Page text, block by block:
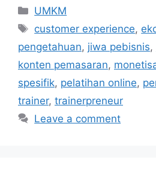
UMKM
customer experience,
pengetahuan, jiwa pebisnis,
konten pemasaran,
spesifik, pelatihan online,
trainer, trainerpreneur
Leave a comment